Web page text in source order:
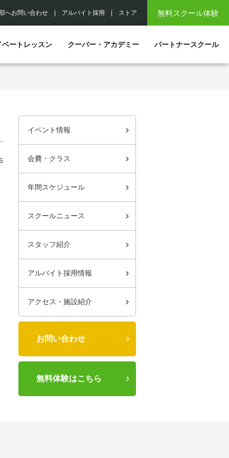
無料スクール体験
へお問い合わせ アルバイト採用 ストア
ベートレッスン クーバー・アカデミー パートナースクール
イベント情報
会費・クラス
年間スケジュール
スクールニュース
スタッフ紹介
アルバイト採用情報
アクセス・施設紹介
お問い合わせ
無料体験はこちら